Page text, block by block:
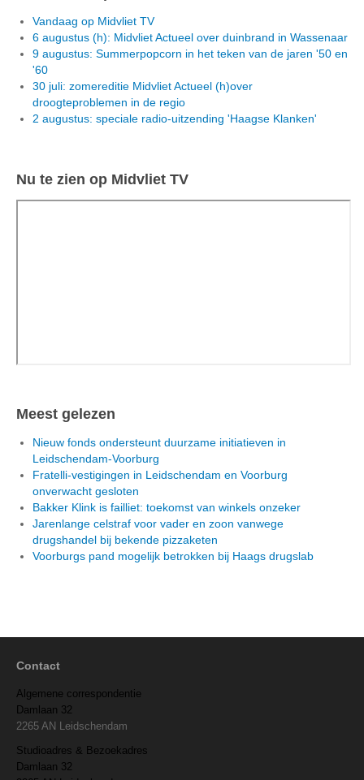
Vandaag op Midvliet TV
6 augustus (h): Midvliet Actueel over duinbrand in Wassenaar
9 augustus: Summerpopcorn in het teken van de jaren '50 en
'60
30 juli: zomereditie Midvliet Actueel (h)over
droogteproblemen in de regio
2 augustus: speciale radio-uitzending 'Haagse Klanken'
Nu te zien op Midvliet TV
Meest gelezen
Nieuw fonds ondersteunt duurzame initiatieven in
Leidschendam-Voorburg
Fratelli-vestigingen in Leidschendam en Voorburg
onverwacht gesloten
Bakker Klink is failliet: toekomst van winkels onzeker
Jarenlange celstraf voor vader en zoon vanwege
drugshandel bij bekende pizzaketen
Voorburgs pand mogelijk betrokken bij Haags drugslab
Contact
Algemene correspondentie
Damlaan 32
2265 AN Leidschendam
Studioadres & Bezoekadres
Damlaan 32